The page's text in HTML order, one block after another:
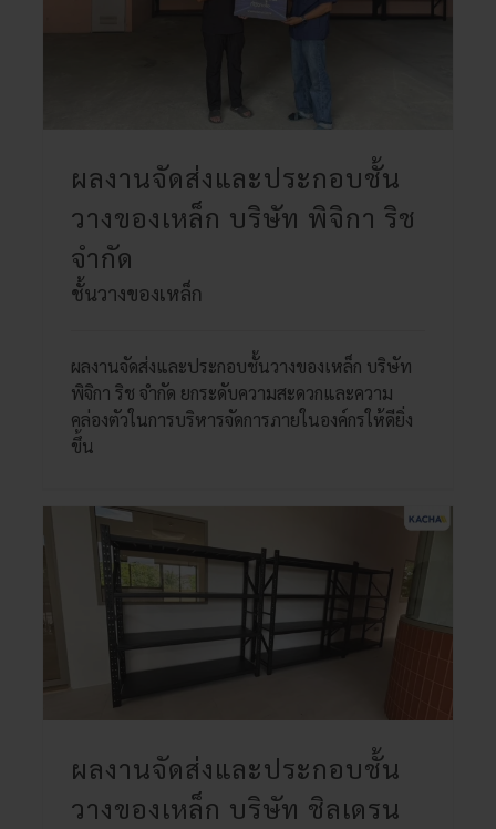
ผลงานจัดส่งและประกอบชั้น
วางของเหล็ก บริษัท พิจิกา ริช
จำกัด
ชั้นวางของเหล็ก
ผลงานจัดส่งและประกอบชั้นวางของเหล็ก บริษัท
พิจิกา ริช จำกัด ยกระดับความสะดวกและความ
คล่องตัวในการบริหารจัดการภายในองค์กรให้ดียิ่ง
ขึ้น
ผลงานจัดส่งและประกอบชั้น
วางของเหล็ก บริษัท ชิลเดรน